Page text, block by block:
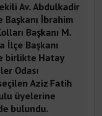
Av. Abdulkadir
İbrahim
Başkanı M.
İlçe Başkanı
birlikte Hatay
Odası
Aziz Fatih
üyelerine
bulundu.